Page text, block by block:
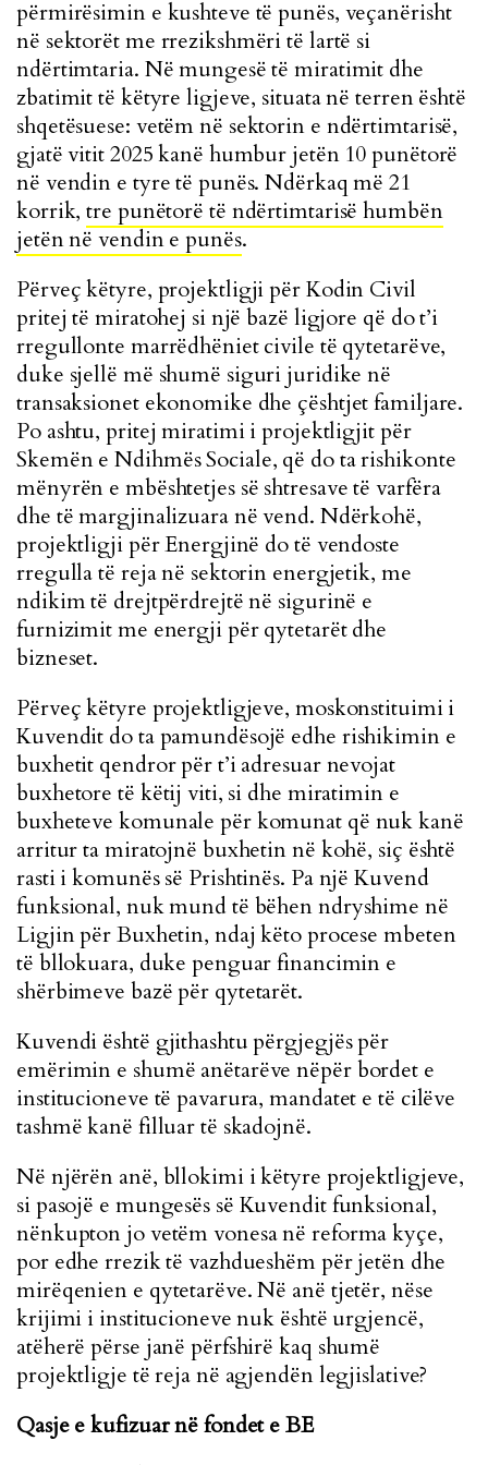
përmirësimin e kushteve të punës, veçanërisht
në sektorët me rrezikshmëri të lartë si
ndërtimtaria. Në mungesë të miratimit dhe
zbatimit të këtyre ligjeve, situata në terren është
shqetësuese: vetëm në sektorin e ndërtimtarisë,
gjatë vitit 2025 kanë humbur jetën 10 punëtorë
në vendin e tyre të punës. Ndërkaq më 21
korrik,tre punëtorë të ndërtimtarisë humbën
jetën në vendin e punës.
Përveç këtyre, projektligji për Kodin Civil
pritej të miratohej si një bazë ligjore që do t’i
rregullonte marrëdhëniet civile të qytetarëve,
duke sjellë më shumë siguri juridike në
transaksionet ekonomike dhe çështjet familjare.
Po ashtu, pritej miratimi i projektligjit për
Skemën e Ndihmës Sociale, që do ta rishikonte
mënyrën e mbështetjes së shtresave të varfëra
dhe të margjinalizuara në vend. Ndërkohë,
projektligji për Energjinë do të vendoste
rregulla të reja në sektorin energjetik, me
ndikim të drejtpërdrejtë në sigurinë e
furnizimit me energji për qytetarët dhe
bizneset.
Përveç këtyre projektligjeve, moskonstituimi i
Kuvendit do ta pamundësojë edhe rishikimin e
buxhetit qendror për t’i adresuar nevojat
buxhetore të këtij viti, si dhe miratimin e
buxheteve komunale për komunat që nuk kanë
arritur ta miratojnë buxhetin në kohë, siç është
rasti i komunës së Prishtinës. Pa një Kuvend
funksional, nuk mund të bëhen ndryshime në
Ligjin për Buxhetin, ndaj këto procese mbeten
të bllokuara, duke penguar financimin e
shërbimeve bazë për qytetarët.
Kuvendi është gjithashtu përgjegjës për
emërimin e shumë anëtarëve nëpër bordet e
institucioneve të pavarura, mandatet e të cilëve
tashmë kanë filluar të skadojnë.
Në njërën anë, bllokimi i këtyre projektligjeve,
si pasojë e mungesës së Kuvendit funksional,
nënkupton jo vetëm vonesa në reforma kyçe,
por edhe rrezik të vazhdueshëm për jetën dhe
mirëqenien e qytetarëve. Në anë tjetër, nëse
krijimi i institucioneve nuk është urgjencë,
atëherë përse janë përfshirë kaq shumë
projektligje të reja në agjendën legjislative?
Qasje e kufizuar në fondet e BE